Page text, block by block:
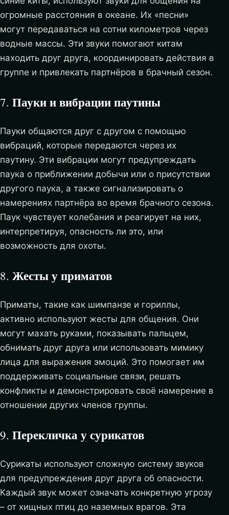
огромные расстояния в океане. Их «песни»
могут передаваться на сотни километров через
водные массы. Эти звуки помогают китам
находить друг друга, координировать действия в
группе и привлекать партнёров в брачный сезон.
7. Пауки и вибрации паутины
Пауки общаются друг с другом с помощью
вибраций, которые передаются через их
паутину. Эти вибрации могут предупреждать
паука о приближении добычи или о присутствии
другого паука, а также сигнализировать о
намерениях партнёра во время брачного сезона.
Паук чувствует колебания и реагирует на них,
интерпретируя, опасность ли это, или
возможность для охоты.
8. Жесты у приматов
Приматы, такие как шимпанзе и гориллы,
активно используют жесты для общения. Они
могут махать руками, показывать пальцем,
обнимать друг друга или использовать мимику
лица для выражения эмоций. Это помогает им
поддерживать социальные связи, решать
конфликты и демонстрировать своё намерение в
отношении других членов группы.
9. Перекличка у сурикатов
Сурикаты используют сложную систему звуков
для предупреждения друг друга об опасности.
Каждый звук может означать конкретную угрозу
– от хищных птиц до наземных врагов. Эта